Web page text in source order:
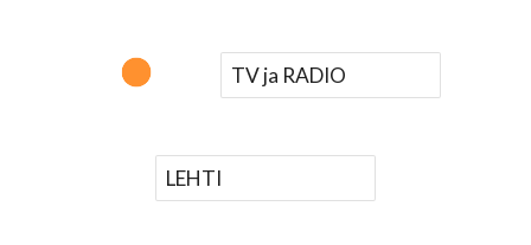
TV ja RADIO
LEHTI